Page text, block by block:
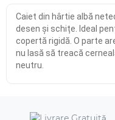
Caiet din hârtie albă
desen și schițe. Ideal
copertă rigidă. O parte
nu lasă să treacă
neutru.